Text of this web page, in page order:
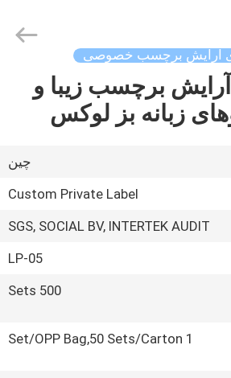
آرایش برچسب خصوصی
برچسب زیبا و
زبانه بز لوکس
چين
Custom Private Label
SGS, SOCIAL BV, INTERTEK AUDIT
LP-05
500 Sets
1 Set/OPP Bag,50 Sets/Carton